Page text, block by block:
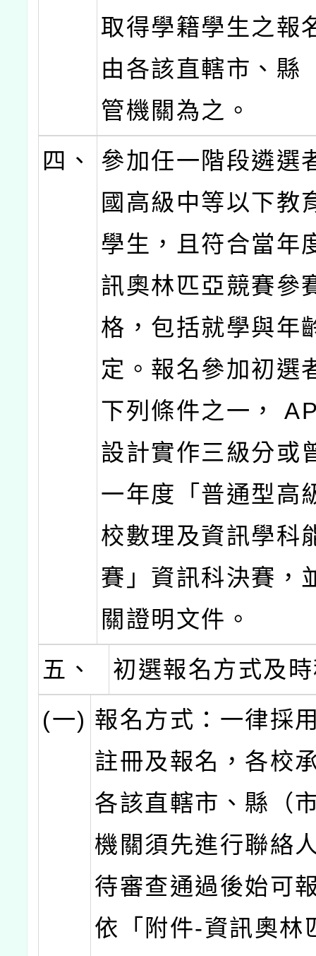
取得學籍學生之報
由各該直轄市、縣
管機關為之。
四、
參加任一階段遴選
國高級中等以下教
學生，且符合當年
訊奧林匹亞競賽參
格，包括就學與年
定。報名參加初選
下列條件之一，
設計實作三級分或
一年度「普通型高
校數理及資訊學科
賽」資訊科決賽，
關證明文件。
五、
初選報名方式及
(一) 報名方式：一律採
註冊及報名，各校
各該直轄市、縣（
機關須先進行聯絡
待審查通過後始可
依「附件-資訊奧林